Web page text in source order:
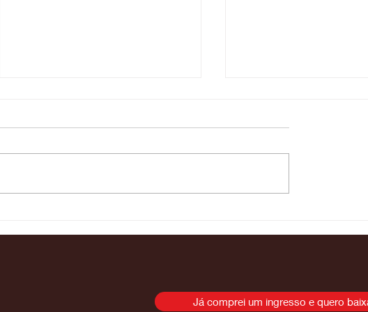
Campeonato Brasileiroe
o tempo é pela
Já comprei um ingresso e quero